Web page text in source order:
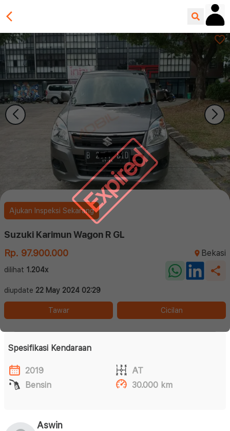
Expired
Ajukan Inspeksi Sekarang
Suzuki Karimun Wagon R GL
Rp. 97.900.000
Bekasi
dilihat 1.204x
diupdate 22 May 2024 02:29
Tawar Cicilan
Spesifikasi Kendaraan
2019
AT
Bensin
30.000 km
Aswin